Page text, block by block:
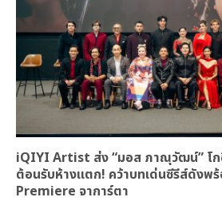
iQIYI Artist ส่ง “มอส ภาณุวัฒน์” โ
ต้อนรับห้างแตก! คว้าบทเด่นซีรีส์ดังพ
Premiere จาการ์ตา